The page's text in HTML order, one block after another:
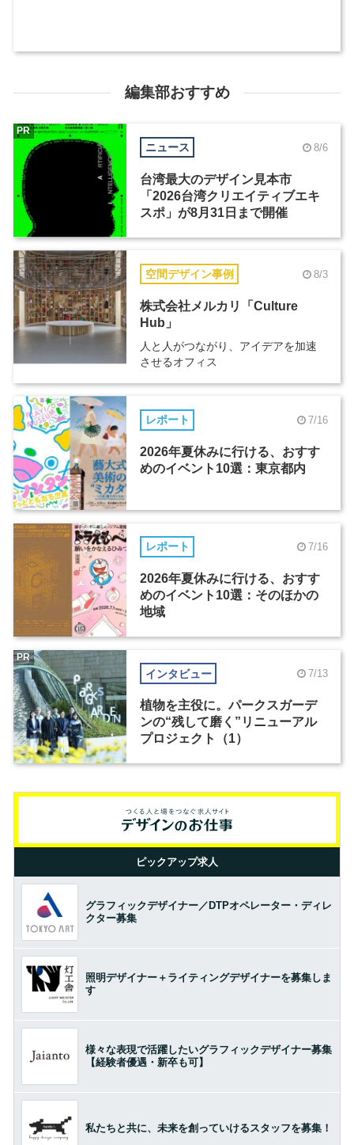
編集部おすすめ
ニュース 8/6
台湾最大のデザイン見本市
「2026台湾クリエイティブエキ
スポ」が8月31日まで開催
PR
空間デザイン事例 8/3
株式会社メルカリ「Culture
Hub」
人と人がつながり、アイデアを加速
させるオフィス
レポート 7/16
2026年夏休みに行ける、おすす
めのイベント10選：東京都内
レポート 7/16
2026年夏休みに行ける、おすす
めのイベント10選：そのほかの
地域
インタビュー 7/13
植物を主役に。パークスガーデ
ンの“残して磨く”リニューアル
プロジェクト（1）
PR
ピックアップ求人
グラフィックデザイナー／DTPオペレーター・ディレ
クター募集
照明デザイナー＋ライティングデザイナーを募集しま
す
様々な表現で活躍したいグラフィックデザイナー募集
【経験者優遇・新卒も可】
私たちと共に、未来を創っていけるスタッフを募集！